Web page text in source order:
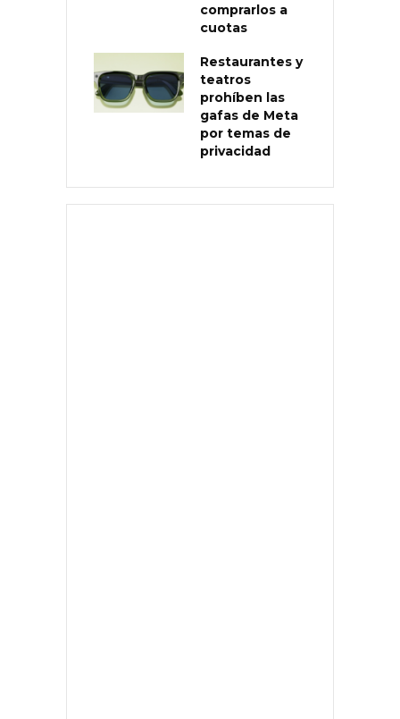
comprarlos a
cuotas
Restaurantes y
teatros
prohíben las
gafas de Meta
por temas de
privacidad